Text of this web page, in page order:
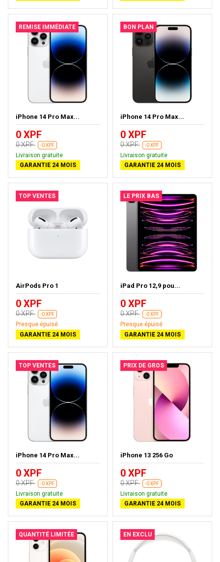
REMISE IMMÉDIATE
iPhone 14 Pro Max...
0 XPF
0 XPF -0 XPF
Livraison gratuite
GARANTIE 24 MOIS
BON PLAN
iPhone 14 Pro Max...
0 XPF
0 XPF -0 XPF
Livraison gratuite
GARANTIE 24 MOIS
TOP VENTES
AirPods Pro 1
0 XPF
0 XPF -0 XPF
Presque épuisé
GARANTIE 24 MOIS
LE PRIX BAS
iPad Pro 12,9 pou...
0 XPF
0 XPF -0 XPF
Presque épuisé
GARANTIE 24 MOIS
TOP VENTES
iPhone 14 Pro Max...
0 XPF
0 XPF -0 XPF
Livraison gratuite
GARANTIE 24 MOIS
PRIX DE GROS
iPhone 13 256 Go
0 XPF
0 XPF -0 XPF
Livraison gratuite
GARANTIE 24 MOIS
QUANTITÉ LIMITÉE EN EXCLU